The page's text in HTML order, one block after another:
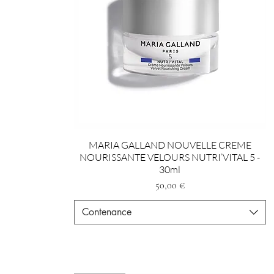
MARIA GALLAND NOUVELLE CREME
NOURISSANTE VELOURS NUTRI’VITAL 5 -
30ml
Preis
50,00 €
Contenance